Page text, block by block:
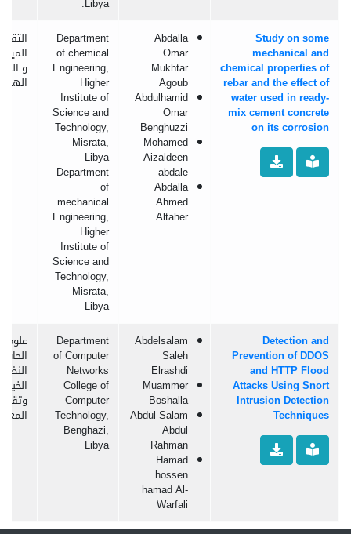
Study on some
mechanical and
chemical properties of
rebar and the effect of
water used in ready-
mix cement concrete
on its corrosion
Abdalla
Omar
Mukhtar
Agoub
Abdulhamid
Omar
Benghuzzi
Mohamed
Aizaldeen
abdale
Abdalla
Ahmed
Altaher
Department
of chemical
Engineering,
Higher
Institute of
Science and
Technology,
Misrata,
Libya
Department
of
mechanical
Engineering,
Higher
Institute of
Science and
Technology,
Misrata,
Libya
و
Detection and
Prevention of DDOS
and HTTP Flood
Attacks Using Snort
Intrusion Detection
Techniques
Abdelsalam
Saleh
Elrashdi
Muammer
Boshalla
Abdul Salam
Abdul
Rahman
Hamad
hossen
hamad Al-
Warfali
Department
of Computer
Networks
College of
Computer
Technology,
Benghazi,
Libya
علوم
النظم